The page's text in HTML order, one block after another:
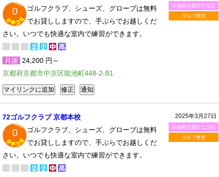
京都府京都市中京区
ゴルフ教室
0
ゴルフクラブ、シューズ、グローブは無料
でお貸ししますので、手ぶらでお越しくだ
さい。いつでも快適な室内で練習ができます。
月謝 24,200 円～
京都府京都市中京区龍池町448-2-B1
2025年3月27日
京都府京都市上京区
ゴルフ教室
72ゴルフクラブ 京都本校
0
ゴルフクラブ、シューズ、グローブは無料
でお貸ししますので、手ぶらでお越しくだ
さい。いつでも快適な室内で練習ができます。